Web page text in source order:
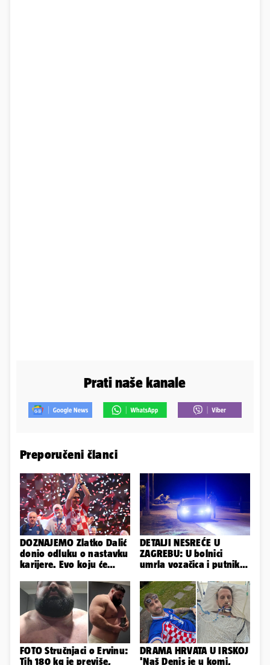
Prati naše kanale
Preporučeni članci
DOZNAJEMO Zlatko Dalić
donio odluku o nastavku
karijere. Evo koju će
DETALJI NESREĆE U
ZAGREBU: U bolnici
umrla vozačica i putnik,
prepolovio
FOTO Stručnjaci o Ervinu:
Tih 180 kg je previše,
DRAMA HRVATA U IRSKOJ
'Naš Denis je u komi,